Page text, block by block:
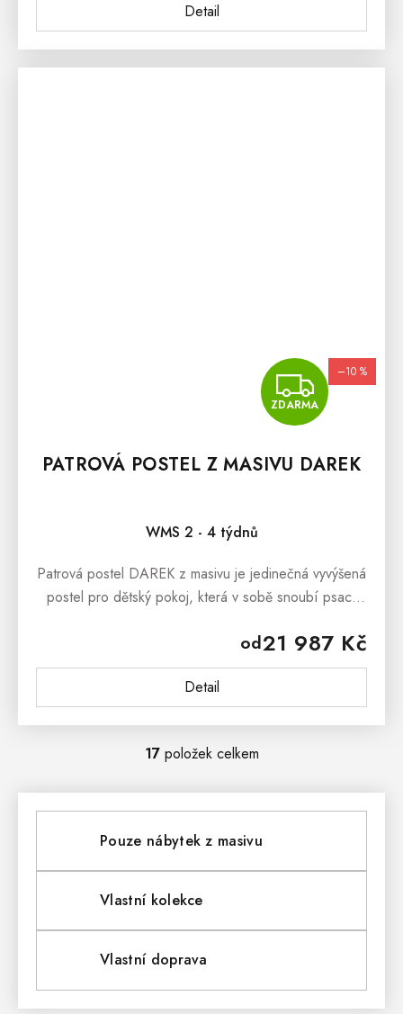
Detail
ZDARMA
–10 %
PATROVÁ POSTEL Z MASIVU DAREK
WMS 2 - 4 týdnů
od21 987 Kč
Detail
Patrová postel DAREK z masivu je jedinečná vyvýšená
postel pro dětský pokoj, která v sobě snoubí psací
O
V
L
Á
D
A
C
17položek celkem
Pouze nábytek z masivu
Vlastní kolekce
Vlastní doprava